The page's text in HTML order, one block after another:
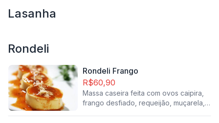
Lasanha
Rondeli
Rondeli Frango
R$60,90
Massa caseira feita com ovos caipira,
frango desfiado, requeijão, muçarela,